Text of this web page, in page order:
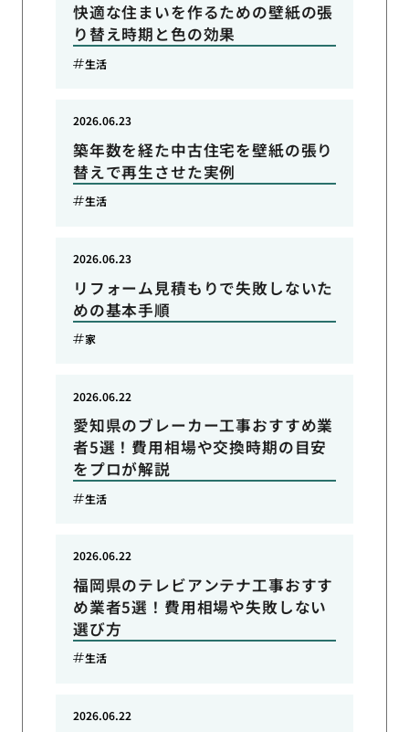
快適な住まいを作るための壁紙の張
り替え時期と色の効果
生活
築年数を経た中古住宅を壁紙の張り
替えで再生させた実例
2026.06.23
生活
リフォーム見積もりで失敗しないた
めの基本手順
2026.06.23
家
愛知県のブレーカー工事おすすめ業
者5選！費用相場や交換時期の目安
をプロが解説
2026.06.22
生活
福岡県のテレビアンテナ工事おすす
め業者5選！費用相場や失敗しない
選び方
2026.06.22
生活
2026.06.22